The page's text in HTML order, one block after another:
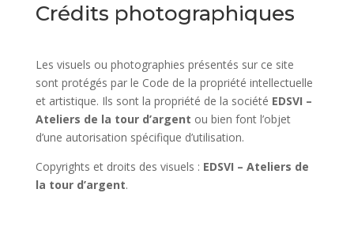
Crédits photographiques
Les visuels ou photographies présentés sur ce site
sont protégés par le Code de la propriété intellectuelle
et artistique. Ils sont la propriété de la société EDSVI –
Ateliers de la tour d’argent ou bien font l’objet
d’une autorisation spécifique d’utilisation.
Copyrights et droits des visuels : EDSVI – Ateliers de
la tour d’argent.